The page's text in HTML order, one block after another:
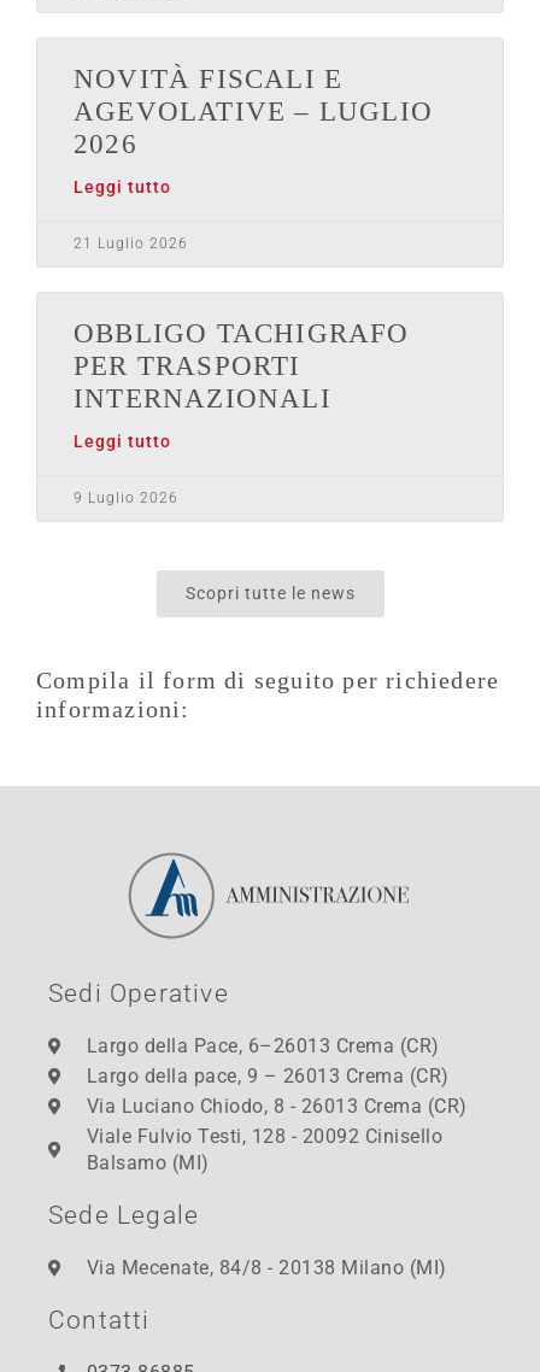
NOVITÀ FISCALI E
AGEVOLATIVE – LUGLIO
2026
Leggi tutto
21 Luglio 2026
OBBLIGO TACHIGRAFO
PER TRASPORTI
INTERNAZIONALI
Leggi tutto
9 Luglio 2026
Scopri tutte le news
Compila il form di seguito per richiedere
informazioni:
Sedi Operative
Largo della Pace, 6–26013 Crema (CR)
Largo della pace, 9 – 26013 Crema (CR)
Via Luciano Chiodo, 8 - 26013 Crema (CR)
Viale Fulvio Testi, 128 - 20092 Cinisello
Balsamo (MI)
Sede Legale
Via Mecenate, 84/8 - 20138 Milano (MI)
Contatti